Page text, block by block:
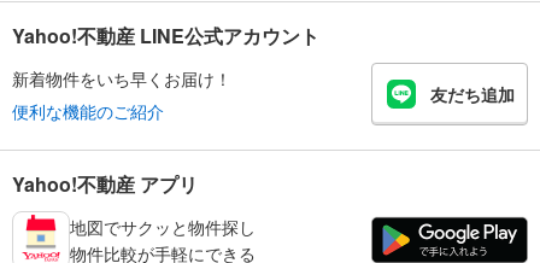
Yahoo!不動産 LINE公式アカウント
新着物件をいち早くお届け！
便利な機能のご紹介
友だち追加
Yahoo!不動産 アプリ
地図でサクッと物件探し
物件比較が手軽にできる